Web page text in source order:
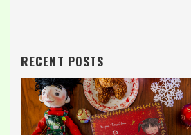
RECENT POSTS